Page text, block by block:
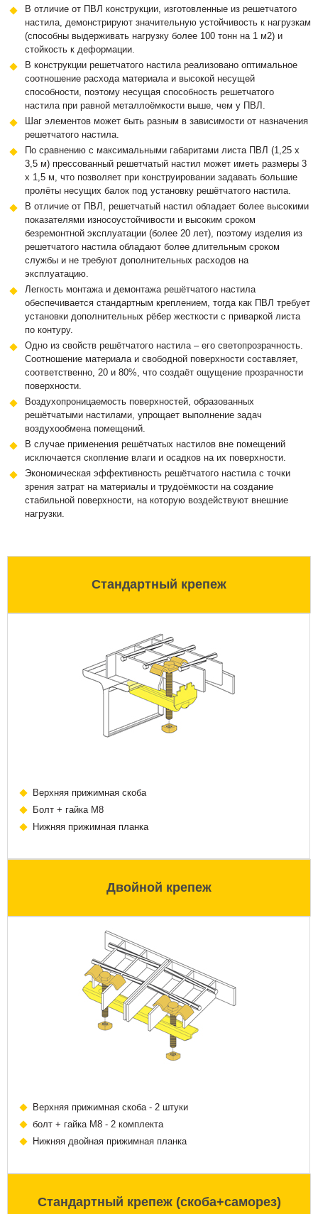
В отличие от ПВЛ конструкции, изготовленные из решетчатого
настила, демонстрируют значительную устойчивость к нагрузкам
(способны выдерживать нагрузку более 100 тонн на 1 м2) и
стойкость к деформации.
В конструкции решетчатого настила реализовано оптимальное
соотношение расхода материала и высокой несущей
способности, поэтому несущая способность решетчатого
настила при равной металлоёмкости выше, чем у ПВЛ.
Шаг элементов может быть разным в зависимости от назначения
решетчатого настила.
По сравнению с максимальными габаритами листа ПВЛ (1,25 х
3,5 м) прессованный решетчатый настил может иметь размеры 3
х 1,5 м, что позволяет при конструировании задавать большие
пролёты несущих балок под установку решётчатого настила.
В отличие от ПВЛ, решетчатый настил обладает более высокими
показателями износоустойчивости и высоким сроком
безремонтной эксплуатации (более 20 лет), поэтому изделия из
решетчатого настила обладают более длительным сроком
службы и не требуют дополнительных расходов на
эксплуатацию.
Легкость монтажа и демонтажа решётчатого настила
обеспечивается стандартным креплением, тогда как ПВЛ требует
установки дополнительных рёбер жесткости с приваркой листа
по контуру.
Одно из свойств решётчатого настила – его светопрозрачность.
Соотношение материала и свободной поверхности составляет,
соответственно, 20 и 80%, что создаёт ощущение прозрачности
поверхности.
Воздухопроницаемость поверхностей, образованных
решётчатыми настилами, упрощает выполнение задач
воздухообмена помещений.
В случае применения решётчатых настилов вне помещений
исключается скопление влаги и осадков на их поверхности.
Экономическая эффективность решётчатого настила с точки
зрения затрат на материалы и трудоёмкости на создание
стабильной поверхности, на которую воздействуют внешние
нагрузки.
Стандартный крепеж
Верхняя прижимная скоба
Болт + гайка М8
Нижняя прижимная планка
Двойной крепеж
Верхняя прижимная скоба - 2 штуки
болт + гайка М8 - 2 комплекта
Нижняя двойная прижимная планка
Стандартный крепеж (скоба+саморез)